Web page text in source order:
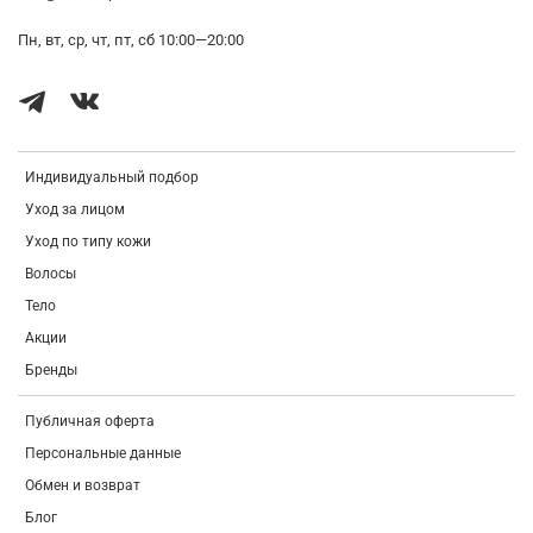
Sodium Acetylated Hyaluronate, Hydrolyzed Hyaluronic Acid, Peg-100
Stearate, Fragrance, Ethylhexylglycerin
Индивидуальный подбор
Уход за лицом
Уход по типу кожи
Волосы
Тело
Акции
Бренды
Публичная оферта
Персональные данные
Обмен и возврат
Блог
Пн, вт, ср, чт, пт, сб 10:00—20:00